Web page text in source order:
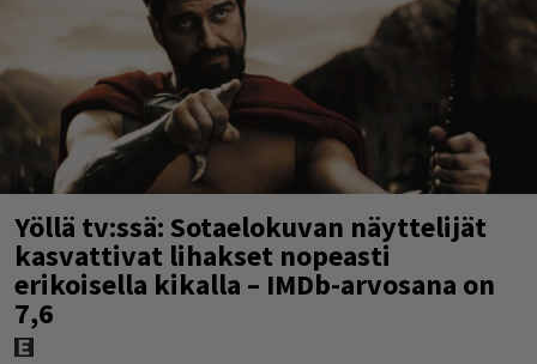
Yöllä tv:ssä: Sotaelokuvan näyttelijät
kasvattivat lihakset nopeasti
erikoisella kikalla – IMDb-arvosana on
7,6